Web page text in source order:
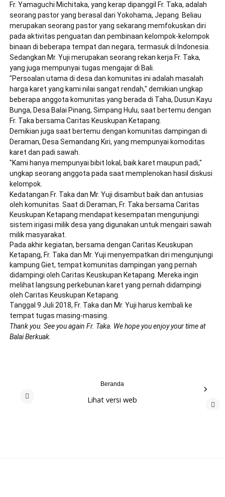
Fr. Yamaguchi Michitaka, yang kerap dipanggil Fr. Taka, adalah
seorang pastor yang berasal dari Yokohama, Jepang. Beliau
merupakan seorang pastor yang sekarang memfokuskan diri
pada aktivitas penguatan dan pembinaan kelompok-kelompok
binaan di beberapa tempat dan negara, termasuk di Indonesia.
Sedangkan Mr. Yuji merupakan seorang rekan kerja Fr. Taka,
yang juga mempunyai tugas mengajar di Bali.
"Persoalan utama di desa dan komunitas ini adalah masalah
harga karet yang kami nilai sangat rendah," demikian ungkap
beberapa anggota komunitas yang berada di Taha, Dusun Kayu
Bunga, Desa Balai Pinang, Simpang Hulu, saat bertemu dengan
Fr. Taka bersama Caritas Keuskupan Ketapang.
Demikian juga saat bertemu dengan komunitas dampingan di
Deraman, Desa Semandang Kiri, yang mempunyai komoditas
karet dan padi sawah.
"Kami hanya mempunyai bibit lokal, baik karet maupun padi,"
ungkap seorang anggota pada saat memplenokan hasil diskusi
kelompok.
Kedatangan Fr. Taka dan Mr. Yuji disambut baik dan antusias
oleh komunitas. Saat di Deraman, Fr. Taka bersama Caritas
Keuskupan Ketapang mendapat kesempatan mengunjungi
sistem irigasi milik desa yang digunakan untuk mengairi sawah
milik masyarakat.
Pada akhir kegiatan, bersama dengan Caritas Keuskupan
Ketapang, Fr. Taka dan Mr. Yuji menyempatkan diri mengunjungi
kampung Giet, tempat komunitas dampingan yang pernah
didampingi oleh Caritas Keuskupan Ketapang. Mereka ingin
melihat langsung perkebunan karet yang pernah didampingi
oleh Caritas Keuskupan Ketapang.
Tanggal 9 Juli 2018, Fr. Taka dan Mr. Yuji harus kembali ke
tempat tugas masing-masing.
Thank you. See you again Fr. Taka. We hope you enjoy your time at
Balai Berkuak.
›
Beranda
Lihat versi web